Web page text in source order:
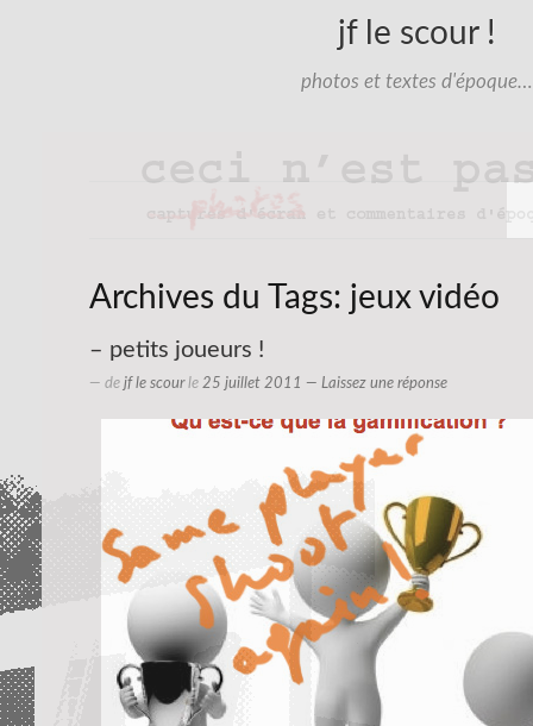
jf le scour !
photos et textes d'époque…
Archives du Tags: jeux vidéo
– petits joueurs !
— de jf le scourle 25 juillet 2011 — Laissez une réponse